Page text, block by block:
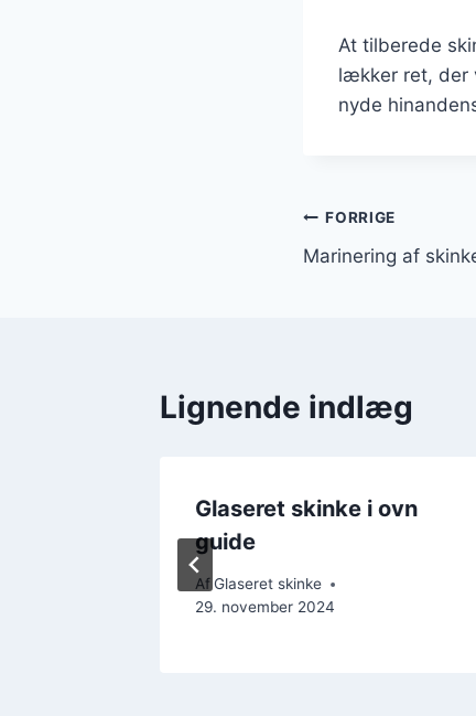
At tilberede
lækker ret, der
nyde
FORRIGE
Marinering af
Lignende indlæg
Glaseret skinke i ovn
guide
AfGlaseret skinke
29. november 2024